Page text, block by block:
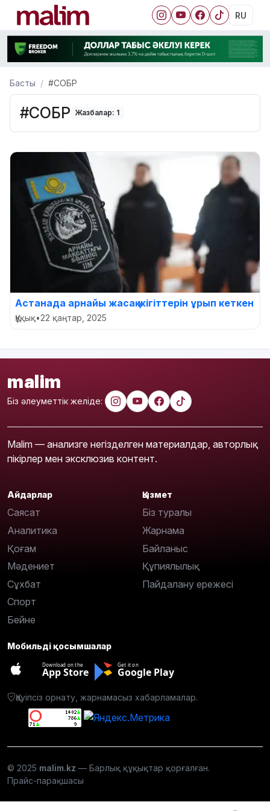
RU
Басты #СОБР
#СОБР Жазбалар: 1
Астанада арнайы жасақ жігіттерін ұрып кеткен
Құқық•22 қаңтар, 2025
malim
Біз әлеуметтік желіде:
Malim — анализге негізделген материалдар, авторлық
пікірлер мен эксклюзив контент.
Айдарлар
Саясат
Аналитика
Қоғам
Мәдениет
Сұхбат
Спорт
Бейне
Қызмет
Біз туралы
Жарнама
Байланыс
Құпиялылық
Пайдалану ережесі
Мобильді қосымшалар
Download on the
App Store
Get it on
Google Play
Қауіпсіз орнату, жарнамасыз хабарламалар.
© 2025 malim.kz — Барлық құқықтар қорғалған.
Прайс-парақшасы